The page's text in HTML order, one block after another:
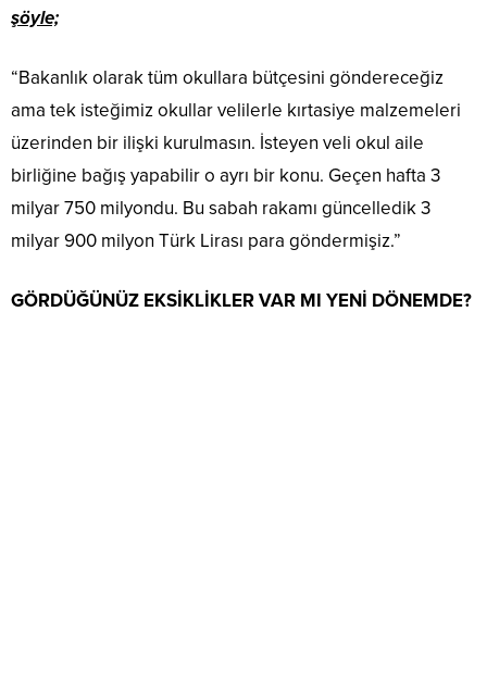
şöyle;
“Bakanlık olarak tüm okullara bütçesini göndereceğiz
ama tek isteğimiz okullar velilerle kırtasiye malzemeleri
üzerinden bir ilişki kurulmasın. İsteyen veli okul aile
birliğine bağış yapabilir o ayrı bir konu. Geçen hafta 3
milyar 750 milyondu. Bu sabah rakamı güncelledik 3
milyar 900 milyon Türk Lirası para göndermişiz.”
GÖRDÜĞÜNÜZ EKSİKLİKLER VAR MI YENİ DÖNEMDE?